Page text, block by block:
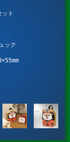
ト
ック